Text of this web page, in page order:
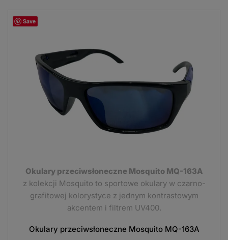
Save
Okulary przeciwsłoneczne Mosquito MQ-163A
z kolekcji Mosquito to sportowe okulary w czarno-
grafitowej kolorystyce z jednym kontrastowym
akcentem i filtrem UV400.
Okulary przeciwsłoneczne Mosquito MQ-163A